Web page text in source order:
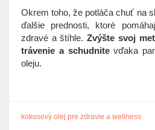
Okrem toho, že potláča chuť na
ďalšie prednosti, ktoré
zdravé a štíhle.Zvýšte svoj
trávenie a schudnitevďaka
oleju.
kokosový olej pre zdravie a wellness